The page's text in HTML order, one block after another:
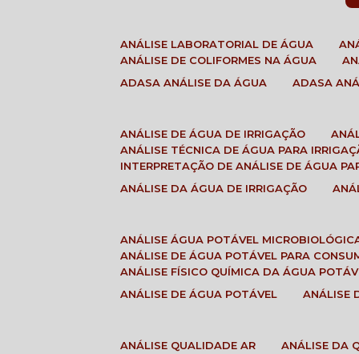
ANÁLISE LABORATORIAL DE ÁGUA
ANÁLISE DE COLIFORMES NA ÁGUA
ADASA ANÁLISE DA ÁGUA
ADASA
ANÁLISE DE ÁGUA DE IRRIGAÇÃO
ANÁLISE TÉCNICA DE ÁGUA PARA
INTERPRETAÇÃO DE ANÁLISE DE ÁGUA
ANÁLISE DA ÁGUA DE IRRIGAÇÃO
ANÁLISE ÁGUA POTÁVEL
ANÁLISE DE ÁGUA POTÁVEL PARA
ANÁLISE FÍSICO QUÍMICA DA ÁGUA
ANÁLISE DE ÁGUA POTÁVEL
ANÁLISE QUALIDADE AR
ANÁLISE DA